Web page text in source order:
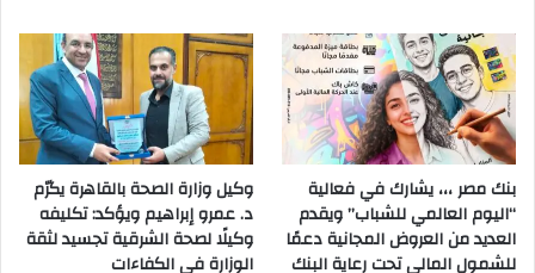
بنك مصر ،،، يشارك في فعالية
“اليوم العالمي للشباب” ويقدم
العديد من العروض المجانية دعمًا
للشمول المالي تحت رعاية البنك
وكيل وزارة الصحة بالقاهرة يكرّم
د. عمرو إبراهيم ويؤكد: تكليفه
وكيلًا لصحة الشرقية تجسيد لثقة
الوزارة في الكفاءات